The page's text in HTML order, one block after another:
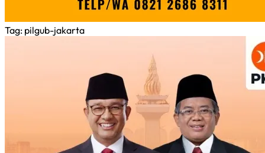
Tag: pilgub-jakarta